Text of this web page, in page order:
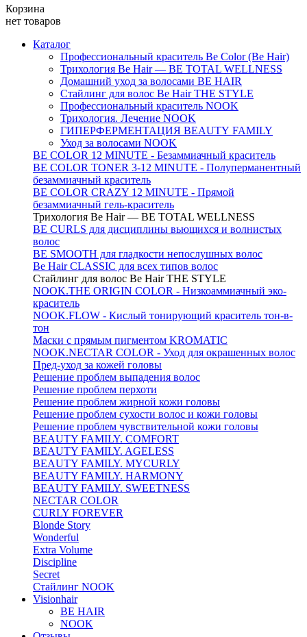
Корзина
нет товаров
Каталог
Профессиональный краситель Be Color (Be Hair)
Трихология Be Hair — BE TOTAL WELLNESS
Домашний уход за волосами BE HAIR
Стайлинг для волос Be Hair THE STYLE
Профессиональный краситель NOOK
Трихология. Лечение NOOK
ГИПЕРФЕРМЕНТАЦИЯ BEAUTY FAMILY
Уход за волосами NOOK
BE COLOR 12 MINUTE - Безаммиачный краситель
BE COLOR TONER 3-12 MINUTE - Полуперманентный
безаммиачный краситель
BE COLOR CRAZY 12 MINUTE - Прямой
безаммиачный гель-краситель
Трихология Be Hair — BE TOTAL WELLNESS
BE CURLS для дисциплины вьющихся и волнистых
волос
BE SMOOTH для гладкости непослушных волос
Be Hair CLASSIC для всех типов волос
Стайлинг для волос Be Hair THE STYLE
NOOK.THE ORIGIN COLOR - Низкоаммиачный эко-
краситель
NOOK.FLOW - Кислый тонирующий краситель тон-в-
тон
Маски с прямым пигментом KROMATIC
NOOK.NECTAR COLOR - Уход для окрашенных волос
Пред-уход за кожей головы
Решение проблем выпадения волос
Решение проблем перхоти
Решение проблем жирной кожи головы
Решение проблем сухости волос и кожи головы
Решение проблем чувствительной кожи головы
BEAUTY FAMILY. COMFORT
BEAUTY FAMILY. AGELESS
BEAUTY FAMILY. MYCURLY
BEAUTY FAMILY. HARMONY
BEAUTY FAMILY. SWEETNESS
NECTAR COLOR
CURLY FOREVER
Blonde Story
Wonderful
Extra Volume
Discipline
Secret
Стайлинг NOOK
Visionhair
BE HAIR
NOOK